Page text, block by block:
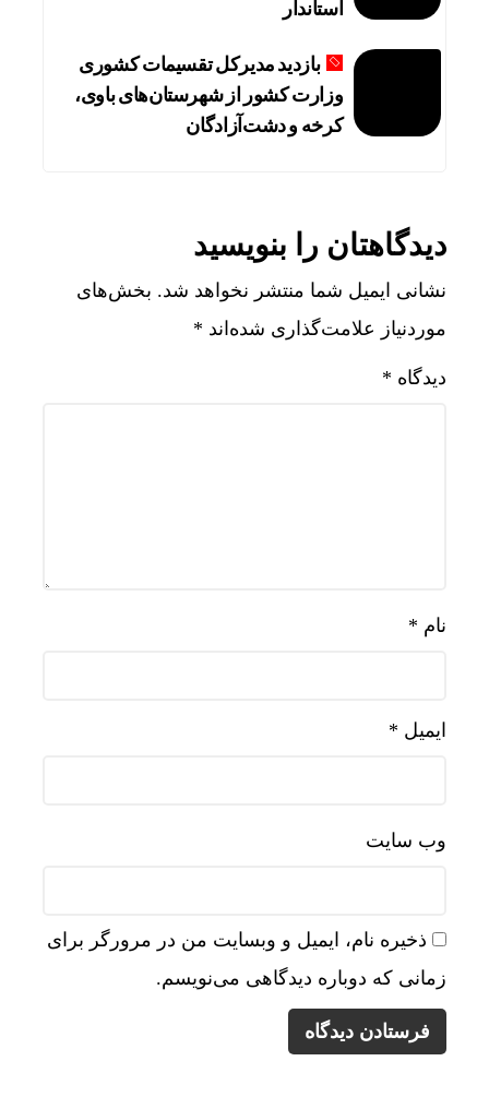
استاندار
بازدید مدیرکل تقسیمات کشوری
وزارت کشور از شهرستان‌های باوی،
کرخه و دشت‌آزادگان
دیدگاهتان را بنویسید
نشانی ایمیل شما منتشر نخواهد شد. بخش‌های
موردنیاز علامت‌گذاری شده‌اند *
دیدگاه *
نام *
ایمیل *
وب‌ سایت
ذخیره نام، ایمیل و وبسایت من در مرورگر برای
زمانی که دوباره دیدگاهی می‌نویسم.